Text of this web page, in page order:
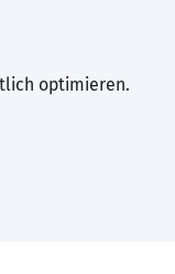
optimieren.